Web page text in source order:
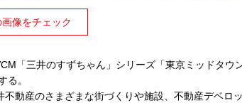
像をチェック
「三井のすずちゃん」シリーズ「東京ミッドタウ
る。
動産のさまざまな街づくりや施設、不動産デベロ